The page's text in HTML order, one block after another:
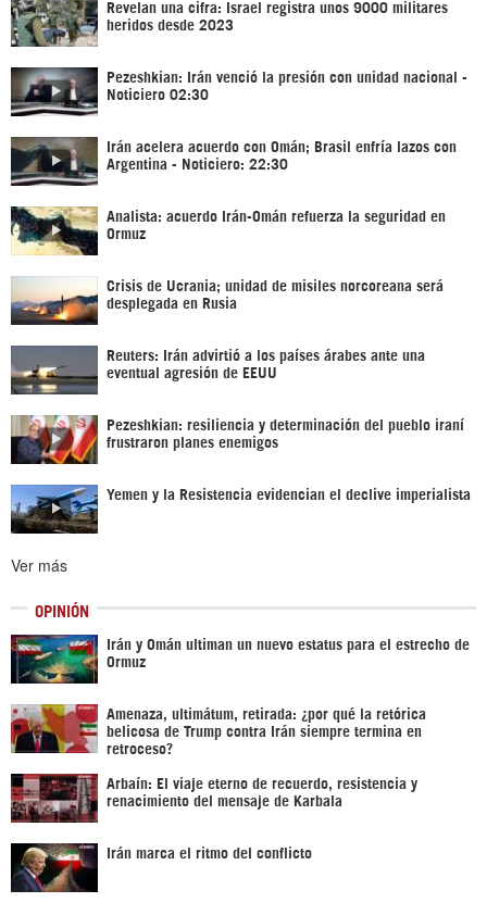
Revelan una cifra: Israel registra unos 9000 militares
heridos desde 2023
Pezeshkian: Irán venció la presión con unidad nacional -
Noticiero 02:30
Irán acelera acuerdo con Omán; Brasil enfría lazos con
Argentina - Noticiero: 22:30
Analista: acuerdo Irán-Omán refuerza la seguridad en
Ormuz
Crisis de Ucrania; unidad de misiles norcoreana será
desplegada en Rusia
Reuters: Irán advirtió a los países árabes ante una
eventual agresión de EEUU
Pezeshkian: resiliencia y determinación del pueblo iraní
frustraron planes enemigos
Yemen y la Resistencia evidencian el declive imperialista
Ver más
OPINIÓN
Irán y Omán ultiman un nuevo estatus para el estrecho de
Ormuz
Amenaza, ultimátum, retirada: ¿por qué la retórica
belicosa de Trump contra Irán siempre termina en
retroceso?
Arbaín: El viaje eterno de recuerdo, resistencia y
renacimiento del mensaje de Karbala
Irán marca el ritmo del conflicto